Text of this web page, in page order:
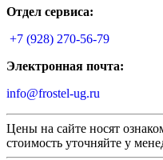
Отдел сервиса:
+7 (928) 270-56-79
Электронная почта:
info@frostel-ug.ru
Цены на сайте носят
стоимость уточняйте у